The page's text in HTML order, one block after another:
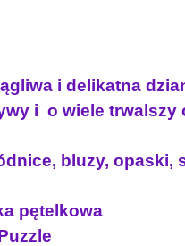
i delikatna
i o wiele
bluzy, opaski,
pętelkowa